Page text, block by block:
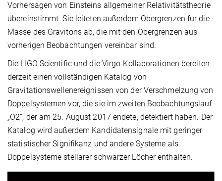
Vorhersagen von Einsteins allgemeiner Relativitätstheorie
übereinstimmt. Sie leiteten außerdem Obergrenzen für die
Masse des Gravitons ab, die mit den Obergrenzen aus
vorherigen Beobachtungen vereinbar sind.
Die LIGO Scientific und die Virgo-Kollaborationen bereiten
derzeit einen vollständigen Katalog von
Gravitationswellenereignissen von der Verschmelzung von
Doppelsystemen vor, die sie im zweiten Beobachtungslauf
„O2“, der am 25. August 2017 endete, detektiert haben. Der
Katalog wird außerdem Kandidatensignale mit geringer
statistischer Signifikanz und andere Systeme als
Doppelsysteme stellarer schwarzer Löcher enthalten.